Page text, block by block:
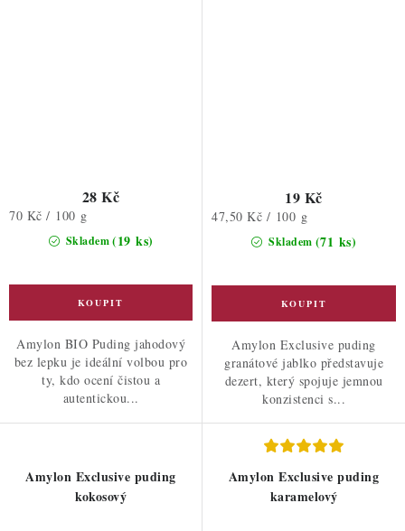
Skladem(19 ks)
28 Kč
Měrná
70 Kč / 100 g
Amylon BIO Puding jahodový
bez lepku je ideální volbou pro
ty, kdo ocení čistou a
autentickou...
Skladem (71 ks)
19 Kč
Měrná
47,50 Kč / 100 g
Amylon Exclusive puding
granátové jablko představuje
dezert, který spojuje jemnou
konzistenci s...
Amylon Exclusive puding
kokosový
Amylon Exclusive puding
karamelový